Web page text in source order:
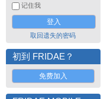
记住我
取回遗失的密码
初到 FRIDAE？
免费加入